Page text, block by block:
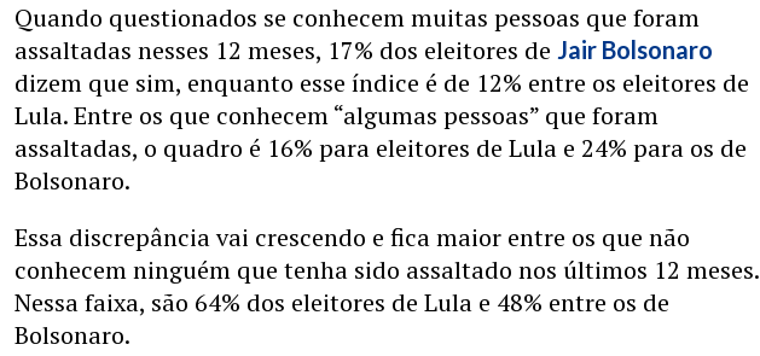
Quando questionados se conhecem muitas pessoas que foram
assaltadas nesses 12 meses, 17% dos eleitores deJair Bolsonaro
dizem que sim, enquanto esse índice é de 12% entre os eleitores de
Lula. Entre os que conhecem “algumas pessoas” que foram
assaltadas, o quadro é 16% para eleitores de Lula e 24% para os de
Bolsonaro.
Essa discrepância vai crescendo e fica maior entre os que não
conhecem ninguém que tenha sido assaltado nos últimos 12 meses.
Nessa faixa, são 64% dos eleitores de Lula e 48% entre os de
Bolsonaro.